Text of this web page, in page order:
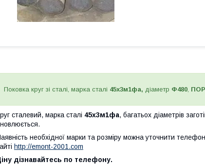
Поковка круг зі сталі, марка сталі 45х3м1фа, діаметр Ф480,
сталевий, марка сталі 45х3м1фа, багатьох діаметрів
необхідної марки та розміру можна уточнити
http://emont-2001.com
дізнавайтесь по телефону.